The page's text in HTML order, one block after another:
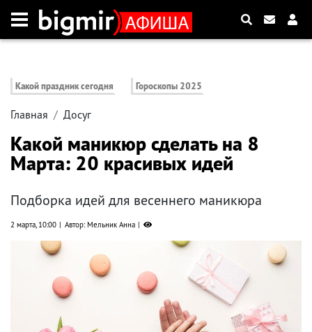
Какой праздник сегодня Гороскопы 2025
Главная Досуг
Какой маникюр сделать на 8
Марта: 20 красивых идей
Подборка идей для весеннего маникюра
2 марта, 10:00 Автор: Мельник Анна